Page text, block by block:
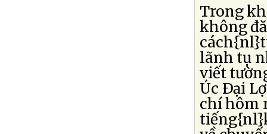
Trong
không
lãnh tụ
viết
Úc Ðại
chí hôm